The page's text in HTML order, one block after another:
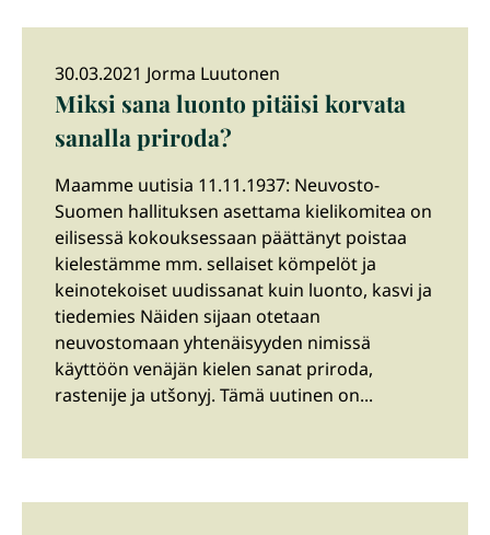
30.03.2021 Jorma Luutonen
Miksi sana luonto pitäisi korvata
sanalla priroda?
Maamme uutisia 11.11.1937: Neuvosto-
Suomen hallituksen asettama kielikomitea on
eilisessä kokouksessaan päättänyt poistaa
kielestämme mm. sellaiset kömpelöt ja
keinotekoiset uudissanat kuin luonto, kasvi ja
tiedemies Näiden sijaan otetaan
neuvostomaan yhtenäisyyden nimissä
käyttöön venäjän kielen sanat priroda,
rastenije ja utšonyj. Tämä uutinen on...